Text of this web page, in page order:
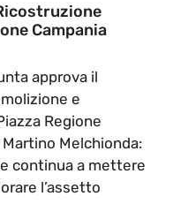
Campania
approva il
e
Regione
Martino Melchionda:
continua a mettere
l’assetto